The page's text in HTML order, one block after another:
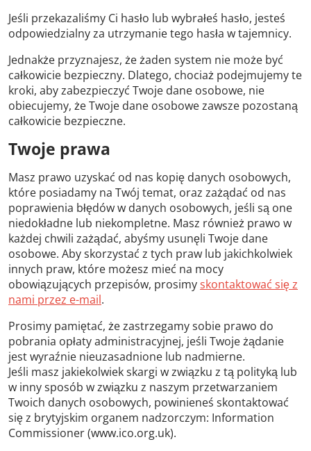
Jeśli przekazaliśmy Ci hasło lub wybrałeś hasło, jesteś
odpowiedzialny za utrzymanie tego hasła w tajemnicy.
Jednakże przyznajesz, że żaden system nie może być
całkowicie bezpieczny. Dlatego, chociaż podejmujemy te
kroki, aby zabezpieczyć Twoje dane osobowe, nie
obiecujemy, że Twoje dane osobowe zawsze pozostaną
całkowicie bezpieczne.
Twoje prawa
Masz prawo uzyskać od nas kopię danych osobowych,
które posiadamy na Twój temat, oraz zażądać od nas
poprawienia błędów w danych osobowych, jeśli są one
niedokładne lub niekompletne. Masz również prawo w
każdej chwili zażądać, abyśmy usunęli Twoje dane
osobowe. Aby skorzystać z tych praw lub jakichkolwiek
innych praw, które możesz mieć na mocy
obowiązujących przepisów, prosimyskontaktować się z
nami przez e-mail.
Prosimy pamiętać, że zastrzegamy sobie prawo do
pobrania opłaty administracyjnej, jeśli Twoje żądanie
jest wyraźnie nieuzasadnione lub nadmierne.
Jeśli masz jakiekolwiek skargi w związku z tą polityką lub
w inny sposób w związku z naszym przetwarzaniem
Twoich danych osobowych, powinieneś skontaktować
się z brytyjskim organem nadzorczym: Information
Commissioner (www.ico.org.uk).